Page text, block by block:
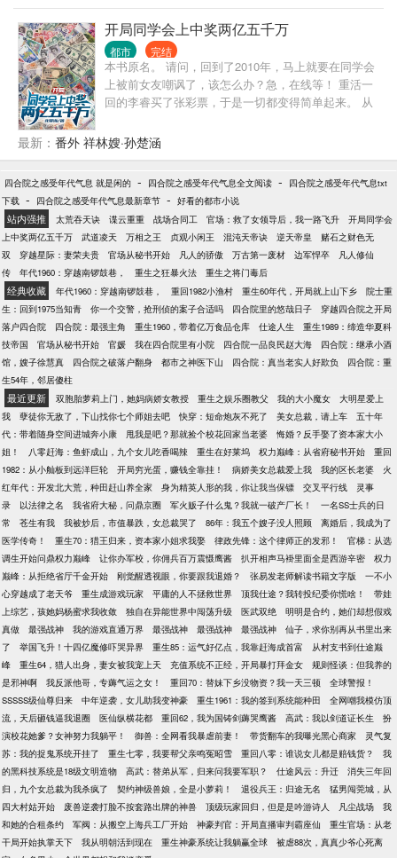
开局同学会上中奖两亿五千万
都市 完结
本书原名。 请问，回到了2010年，马上就要在同学会
上被前女友嘲讽了，该怎么办？急，在线等！ 重活一
回的李睿买了张彩票，于是一切都变得简单起来。 从
业，赚取无数的财富，站在幕后控制全球经济的运
行。 终于有一天，这个世界上所有人都笼罩在李睿的
可以为所欲为！
最新： 番外 祥林嫂·孙楚涵
四合院之感受年代气息 就是闲的 - 四合院之感受年代气息全文阅读 -
四合院之感受年代气息txt
下载 - 四合院之感受年代气息最新章节 - 好看的都市小说
站内强推 太荒吞天诀 谍云重重 战场合同工 官场：救了女领导后，我一路飞升
开局同学会
上中奖两亿五千万
武道凌天 万相之王 贞观小闲王 混沌天帝诀 逆天帝皇
赌石之财色无
双
穿越星际：妻荣夫贵 官场从秘书开始 凡人的骄傲 万古第一废材 边军悍卒
凡人修仙
传
年代1960：穿越南锣鼓巷， 重生之狂暴火法 重生之将门毒后
经典收藏 年代1960：穿越南锣鼓巷， 重回1982小渔村 重生60年代，开局就上山下乡
院士重
生：回到1975当知青
你一个交警，抢刑侦的案子合适吗 四合院里的悠哉日子
穿越四合院之开局
落户四合院
四合院：最强主角 重生1960，带着亿万食品仓库 仕途人生
重生1989：缔造华夏科
技帝国
官场从秘书开始 官媛 我在四合院里有小院 四合院一品良民赵大海
四合院：继承小酒
馆，嫂子徐慧真
四合院之破落户翻身 都市之神医下山 四合院：真当老实人好欺负
四合院：重
生54年，邻居傻柱
最近更新 双胞胎萝莉上门，她妈病娇女教授 重生之娱乐圈教父 我的大小魔女
大明星爱上
我
孽徒你无敌了，下山找你七个师姐去吧 快穿：短命炮灰不死了 美女总裁，请上车
五十年
代：带着随身空间进城奔小康
甩我是吧？那就捡个校花回家当老婆
悔婚？反手娶了资本家大小
姐！
八零赶海：鱼虾成山，九个女儿吃香喝辣 重生在好莱坞 权力巅峰：从省府秘书开始
重回
1982：从小舢板到远洋巨轮
开局穷光蛋，赚钱全靠挂！ 病娇美女总裁爱上我 我的区长老婆
火
红年代：开发北大荒，种田赶山养全家
身为精英人形的我，你让我当保镖 交叉平行线
灵事
录
以法律之名 我省府大秘，问鼎京圈 军火贩子什么鬼？我就一破产厂长！
一名SS士兵的日
常
苍生有我 我被炒后，市值暴跌，女总裁哭了 86年：我五个嫂子没人照顾
离婚后，我成为了
医学传奇！
重生70：猎王归来，资本家小姐求我娶 律政先锋：这个律师正的发邪！
官梯：从选
调生开始问鼎权力巅峰
让你办军校，你佣兵百万震慑鹰酱 扒开相声马褂里面全是西游辛密
权力
巅峰：从拒绝省厅千金开始
刚觉醒透视眼，你要跟我退婚？ 张易发老师解读书籍文字版
一不小
心穿越成了老天爷
重生成游戏玩家 平庸的人不拯救世界 顶我仕途？我转投纪委你慌啥！
带娃
上综艺，孩她妈杨蜜求我收敛
独自在异能世界中闯荡升级 医武双绝
明明是合约，她们却想假戏
真做
最强战神 我的游戏直通万界 最强战神 最强战神 最强战神
仙子，求你别再从书里出来
了
举国飞升！十四亿魔修吓哭异界 重生85：运气好亿点，我靠赶海成首富
从村支书到仕途巅
峰
重生64，猎人出身，妻女被我宠上天 充值系统不正经，开局暴打拜金女
规则怪谈：但我养的
是邪神啊
我反派他哥，专薅气运之女！ 重回70：替妹下乡没物资？我一天三顿
全球警报！
SSSSS级仙尊归来
中年逆袭，女儿助我变神豪 重生1961：我的签到系统能种田
全网嘲我模仿顶
流，天后砸钱逼我退圈
医仙纵横花都 重回62，我为国铸剑薅哭鹰酱 高武：我以剑道证长生
扮
演校花她爹？女神努力我躺平！
御兽：全网看我暴虐前妻！ 带货翻车的我曝光黑心商家
灵气复
苏：我的捉鬼系统开挂了
重生七零，我要帮父亲鸣冤昭雪 重回八零：谁说女儿都是赔钱货？
我
的黑科技系统是18级文明造物
高武：替弟从军，归来问我要军职？ 仕途风云：升迁
消失三年回
归，九个女总裁为我杀疯了
契约神级兽娘，全是小萝莉！ 退役兵王：归途无名
猛男闯莞城，从
四大村姑开始
废兽逆袭打脸不按套路出牌的神兽 顶级玩家回归，但是是吟游诗人 凡尘战场
我
和她的合租条约
军阀：从搬空上海兵工厂开始 神豪判官：开局直播审判霸座仙
重生官场：从老
干局开始执掌天下
我从明朝活到现在 重生神豪系统让我躺赢全球
被虐88次，真真少爷心死离